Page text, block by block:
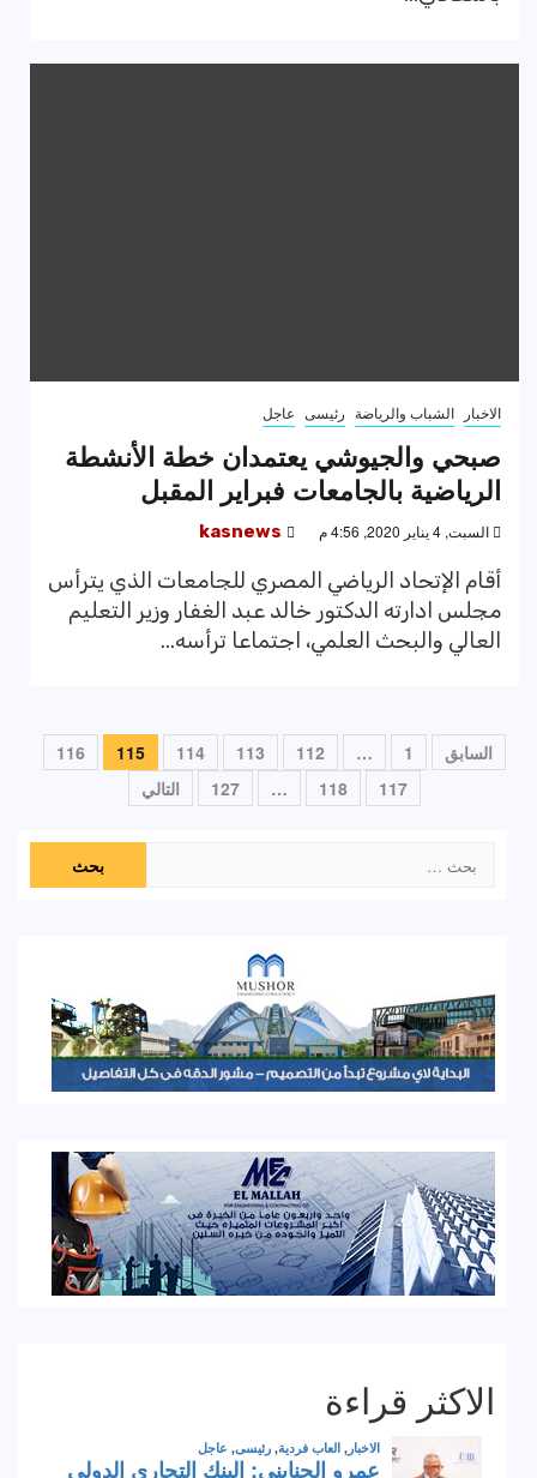
الاخبار الشباب والرياضة رئيسى عاجل
صبحي والجيوشي يعتمدان خطة الأنشطة
الرياضية بالجامعات فبراير المقبل
السبت, 4 يناير 2020, 4:56 م kasnews
أقام الإتحاد الرياضي المصري للجامعات الذي يترأس
مجلس ادارته الدكتور خالد عبد الغفار وزير التعليم
العالي والبحث العلمي، اجتماعا ترأسه...
تعدد
صفحات
السابق 1
…
112
113
114
115
116
117
118
…
127 التالي
عن:
الاكثر قراءة